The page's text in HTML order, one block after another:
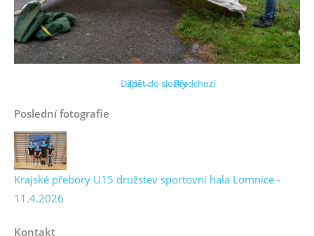
← Předchozí
Další →
Zpět do složky
Poslední fotografie
Krajské přebory U15 družstev sportovní hala Lomnice -
11.4.2026
Kontakt